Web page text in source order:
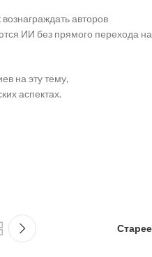
авторов
ИИ без прямого перехода на
на эту тему,
аспектах.
Старее